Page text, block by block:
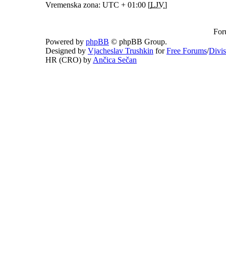
Vremenska zona: UTC + 01:00 [LJV]
Powered by phpBB © phpBB Group.
Designed by Vjacheslav Trushkin forFree Forums/
HR (CRO) by Ančica Sečan